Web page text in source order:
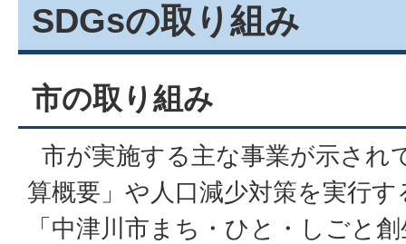
SDGsの取り組み
市の取り組み
市が実施する主な事業が示され
算概要」や人口減少対策を実行
「中津川市まち・ひと・しごと